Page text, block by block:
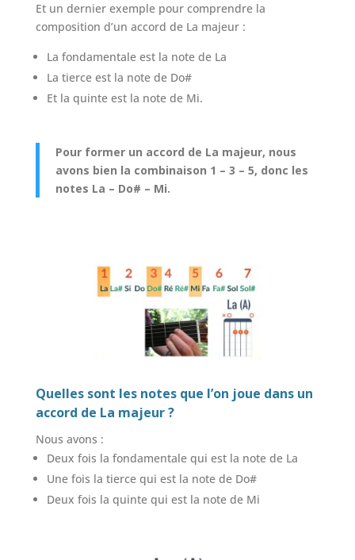
Et un dernier exemple pour comprendre la
composition d’un accord de La majeur :
La fondamentale est la note de La
La tierce est la note de Do#
Et la quinte est la note de Mi.
Pour former un accord de La majeur, nous
avons bien la combinaison 1 – 3 – 5, donc les
notes La – Do# – Mi.
Quelles sont les notes que l’on joue dans un
accord de La majeur ?
Nous avons :
Deux fois la fondamentale qui est la note de La
Une fois la tierce qui est la note de Do#
Deux fois la quinte qui est la note de Mi